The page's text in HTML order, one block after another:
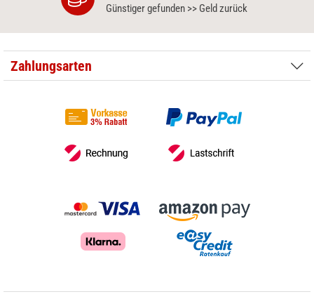
Günstiger gefunden >> Geld zurück
Zahlungsarten